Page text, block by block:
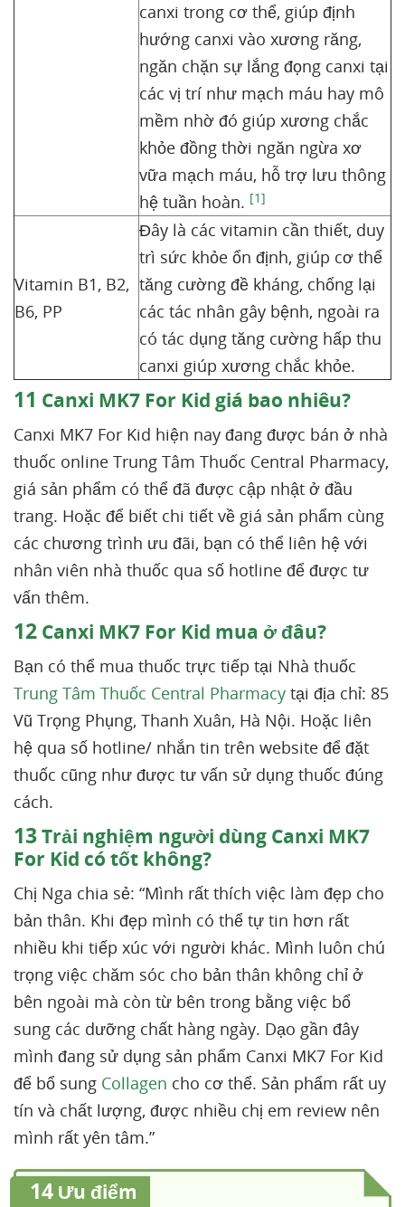
canxi trong cơ thể, giúp định
hướng canxi vào xương răng,
ngăn chặn sự lắng đọng canxi tại
các vị trí như mạch máu hay mô
mềm nhờ đó giúp xương chắc
khỏe đồng thời ngăn ngừa xơ
vữa mạch máu, hỗ trợ lưu thông
hệ tuần hoàn. [1]
Vitamin B1, B2,
B6, PP
Đây là các vitamin cần thiết, duy
trì sức khỏe ổn định, giúp cơ thể
tăng cường đề kháng, chống lại
các tác nhân gây bệnh, ngoài ra
có tác dụng tăng cường hấp thu
canxi giúp xương chắc khỏe.
11 Canxi MK7 For Kid giá bao nhiêu?
Canxi MK7 For Kid hiện nay đang được bán ở nhà
thuốc online Trung Tâm Thuốc Central Pharmacy,
giá sản phẩm có thể đã được cập nhật ở đầu
trang. Hoặc để biết chi tiết về giá sản phẩm cùng
các chương trình ưu đãi, bạn có thể liên hệ với
nhân viên nhà thuốc qua số hotline để được tư
vấn thêm.
12 Canxi MK7 For Kid mua ở đâu?
Bạn có thể mua thuốc trực tiếp tại Nhà thuốc
Trung Tâm Thuốc Central Pharmacy tại địa chỉ: 85
Vũ Trọng Phụng, Thanh Xuân, Hà Nội. Hoặc liên
hệ qua số hotline/ nhắn tin trên website để đặt
thuốc cũng như được tư vấn sử dụng thuốc đúng
cách.
13Trải nghiệm người dùng Canxi MK7
For Kid có tốt không?
Chị Nga chia sẻ: “Mình rất thích việc làm đẹp cho
bản thân. Khi đẹp mình có thể tự tin hơn rất
nhiều khi tiếp xúc với người khác. Mình luôn chú
trọng việc chăm sóc cho bản thân không chỉ ở
bên ngoài mà còn từ bên trong bằng việc bổ
sung các dưỡng chất hàng ngày. Dạo gần đây
mình đang sử dụng sản phẩm Canxi MK7 For Kid
để bổ sung Collagen cho cơ thể. Sản phẩm rất uy
tín và chất lượng, được nhiều chị em review nên
mình rất yên tâm.”
14 Ưu điểm